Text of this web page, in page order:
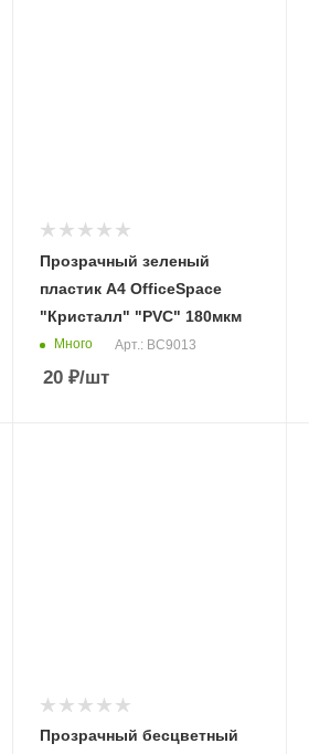
Прозрачный зеленый
пластик А4 OfficeSpace
"Кристалл" "PVC" 180мкм
Много Арт.: BC9013
20₽/шт
Прозрачный бесцветный